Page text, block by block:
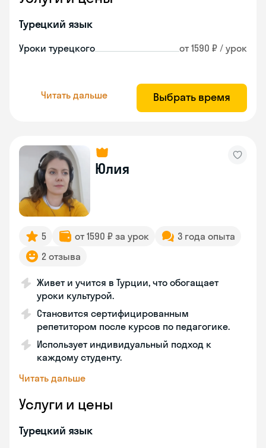
Турецкий язык
Уроки турецкого от 1590 ₽ / урок
Читать дальше Выбрать время
Юлия
5 от 1590 ₽ за урок
3 года опыта
2 отзыва
Живет и учится в Турции, что обогащает
уроки культурой.
Становится сертифицированным
репетитором после курсов по педагогике.
Использует индивидуальный подход к
каждому студенту.
Читать дальше
Услуги и цены
Турецкий язык